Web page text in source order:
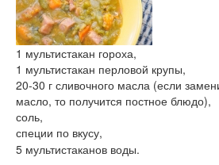
О нас
1 мультистакан гороха,
1 мультистакан перловой крупы,
20-30 г сливочного масла (если
масло, то получится постное блюдо),
соль,
специи по вкусу,
5 мультистаканов воды.